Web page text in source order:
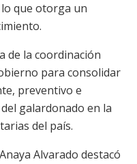
que otorga un
de la coordinación
para consolidar
preventivo e
galardonado en la
del país.
Alvarado destacó